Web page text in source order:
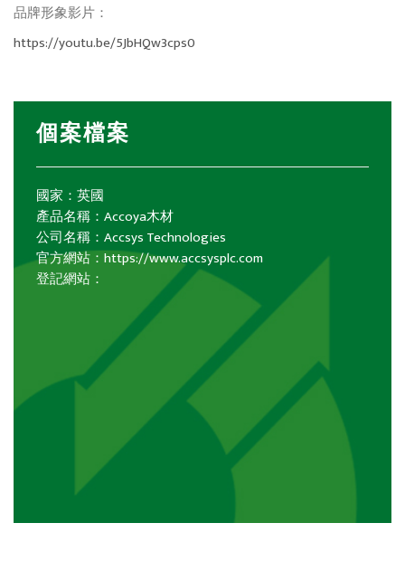
品牌形象影片：
https://youtu.be/5JbHQw3cps0
個案檔案
國家：英國
產品名稱：Accoya木材
公司名稱：Accsys Technologies
官方網站：https://www.accsysplc.com
登記網站：